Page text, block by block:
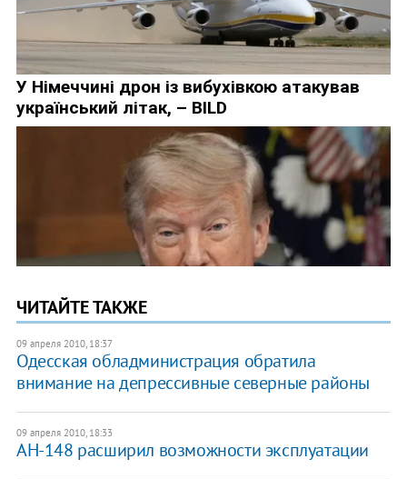
ЧИТАЙТЕ ТАКЖЕ
09 апреля 2010, 18:37
Одесская обладминистрация обратила
внимание на депрессивные северные районы
09 апреля 2010, 18:33
АН-148 расширил возможности эксплуатации